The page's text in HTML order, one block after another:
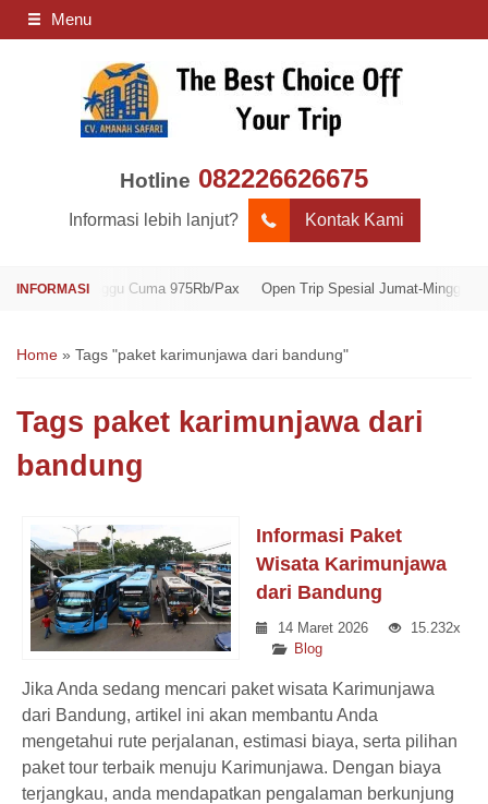
Menu
Hotline 082226626675
Informasi lebih lanjut? Kontak Kami
Minggu Cuma 975Rb/Pax Open Trip Spesial Jumat-Minggu Cuma
Home » Tags "paket karimunjawa dari bandung"
Tags paket karimunjawa dari
bandung
Informasi Paket
Wisata Karimunjawa
dari Bandung
14 Maret 2026
15.232x
Blog
Jika Anda sedang mencari paket wisata Karimunjawa
dari Bandung, artikel ini akan membantu Anda
mengetahui rute perjalanan, estimasi biaya, serta pilihan
paket tour terbaik menuju Karimunjawa. Dengan biaya
terjangkau, anda mendapatkan pengalaman berkunjung